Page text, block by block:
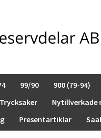
99/90 900 (79-94)
Trycksaker Nytillverkade
Presentartiklar